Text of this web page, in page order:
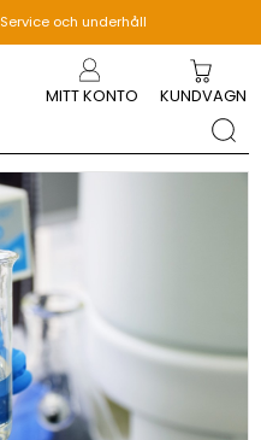
Service och underhåll
MITT KONTO KUNDVAGN